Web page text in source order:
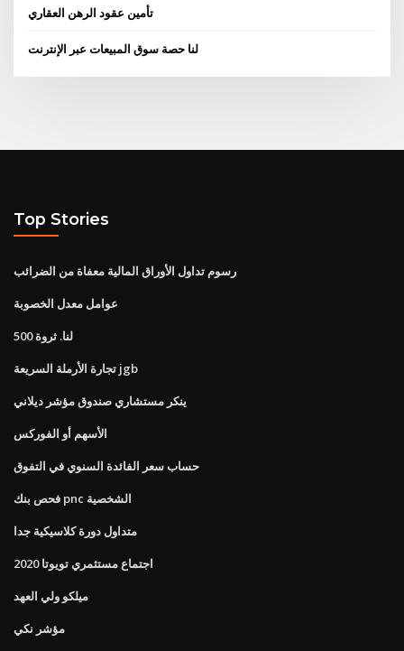
تأمين عقود الرهن العقاري
لنا حصة سوق المبيعات عبر الإنترنت
Top Stories
رسوم تداول الأوراق المالية معفاة من الضرائب
عوامل معدل الخصوبة
لنا. ثروة 500
تجارة الأرملة السريعة jgb
ينكر مستشاري صندوق مؤشر ديلاني
الأسهم أو الفوركس
حساب سعر الفائدة السنوي في التفوق
فحص بنك pnc الشخصية
متداول دورة كلاسيكية جدا
اجتماع مستثمري تويوتا 2020
ميلكو ولي العهد
مؤشر نكي